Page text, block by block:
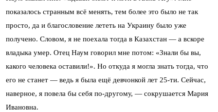
показалось странным всё менять, тем более это было не так
просто, да и благословение лететь на Украину было уже
получено. Словом, я не поехала тогда в Казахстан — а вскоре
владыка умер. Отец Наум говорил мне потом: «Знали бы вы,
какого человека оставили!». Но откуда я могла знать тогда, что
его не станет — ведь я была ещё девчонкой лет 25-ти. Сейчас,
наверное, я повела бы себя по-другому, — сокрушается Мария
Ивановна.